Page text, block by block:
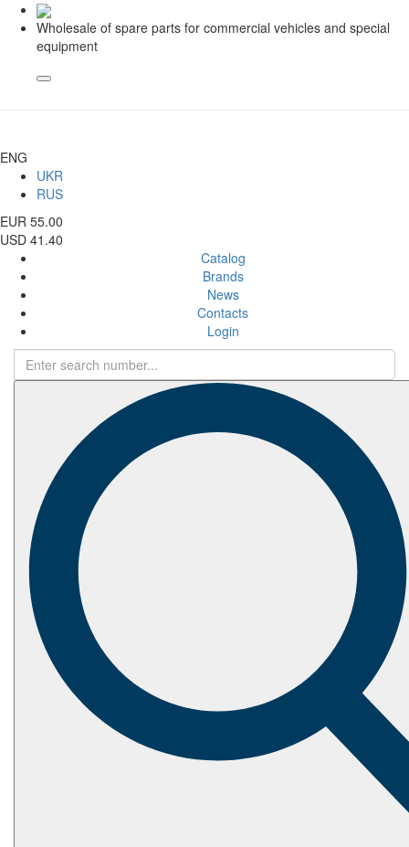
Wholesale of spare parts for commercial vehicles and special
equipment
ENG
UKR
RUS
EUR 55.00
USD 41.40
Catalog
Brands
News
Contacts
Login